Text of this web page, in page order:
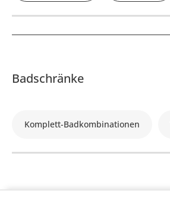
Badschränke
Komplett-Badkombinationen